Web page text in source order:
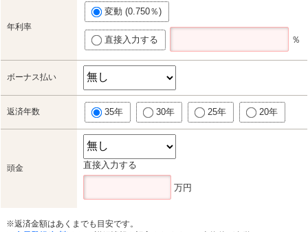
年利率
変動 (0.750％)
直接入力する ％
ボーナス払い
返済年数 35年 30年 25年 20年
頭金 直接入力する
万円
※返済金額はあくまでも目安です。